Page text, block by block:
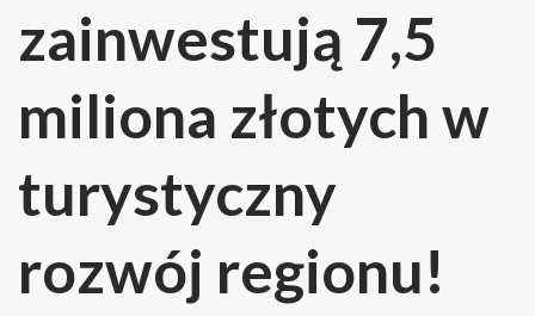
zainwestują 7,5
miliona złotych w
turystyczny
rozwój regionu!